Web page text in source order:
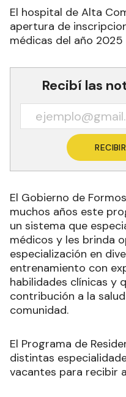
El hospital de Alta
apertura de
médicas del año 2025
Recibí las
El Gobierno de
muchos años este
un sistema que
médicos y les brinda
especialización en
entrenamiento con
habilidades clínicas y
contribución a la
comunidad.
El Programa de
distintas
vacantes para recibir